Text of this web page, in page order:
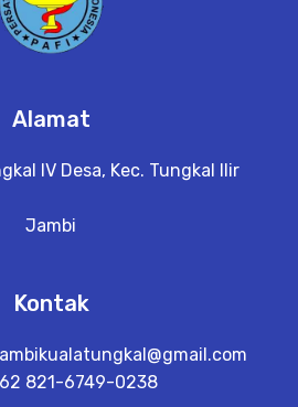
Alamat
IV Desa, Kec. Tungkal Ilir
Jambi
Kontak
821-6749-0238